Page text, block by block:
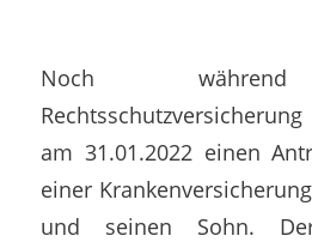
Noch während
am 31.01.2022 einen
einer
und seinen Sohn.